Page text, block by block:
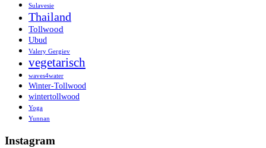
Sulavesie
Thailand
Tollwood
Ubud
Valery Gergiev
vegetarisch
waves4water
Winter-Tollwood
wintertollwood
Yoga
Yunnan
Instagram